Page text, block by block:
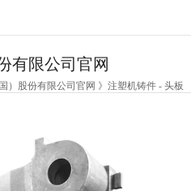
有限公司官网
）股份有限公司官网 》注塑机铸件 - 头板